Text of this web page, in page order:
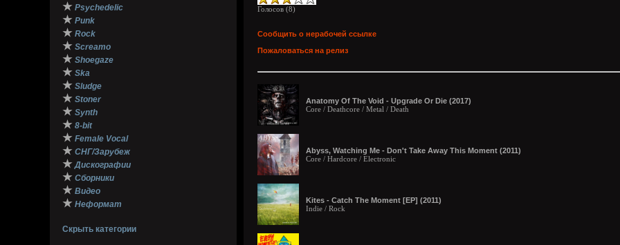
★ Psychedelic
★ Punk
★ Rock
★ Screamo
★ Shoegaze
★ Ska
★ Sludge
★ Stoner
★ Synth
★ 8-bit
★ Female Vocal
★ СНГ/Зарубеж
★ Дискографии
★ Сборники
★ Видео
★ Неформат
Скрыть категории
Голосов (8)
Сообщить о нерабочей ссылке
Пожаловаться на релиз
Anatomy Of The Void - Upgrade Or Die (2017)
Core / Deathcore / Metal / Death
Abyss, Watching Me - Don't Take Away This Moment (2011)
Core / Hardcore / Electronic
Kites - Catch The Moment [EP] (2011)
Indie / Rock